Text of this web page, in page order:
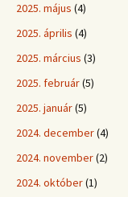
2025. május (4)
2025. április (4)
2025. március (3)
2025. február(5)
2025. január(5)
2024. december(4)
2024. november(2)
2024. október(1)